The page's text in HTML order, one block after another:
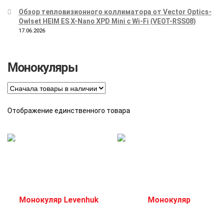
Обзор тепловизионного коллиматора от Vector Optics-
Owlset HEIM ES X-Nano XPD Mini с Wi-Fi (VEOT-RSS08)
17.06.2026
Монокуляры
Отображение единственного товара